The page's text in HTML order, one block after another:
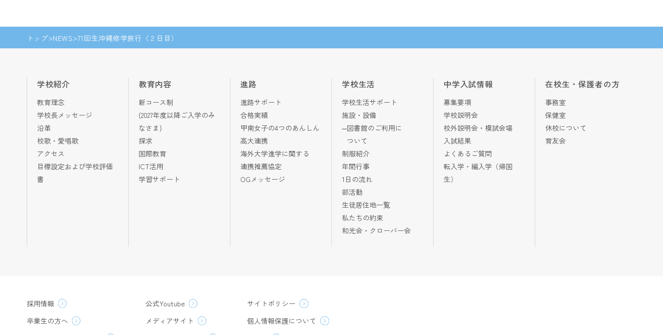
トップ NEWS 71回生沖縄修学旅行（２日目）
学校紹介
教育理念
学校長メッセージ
沿革
校歌・愛唱歌
アクセス
目標設定および学校評価
書
教育内容
新コース制
(2027年度以降ご入学のみ
なさま)
探求
国際教育
ICT活用
学習サポート
進路
進路サポート
合格実績
甲南女子の4つのあんしん
高大連携
海外大学進学に関する
連携推薦協定
OGメッセージ
学校生活
学校生活サポート
施設・設備
図書館のご利用に
ついて
制服紹介
年間行事
1日の流れ
部活動
生徒居住地一覧
私たちの約束
和光会・クローバー会
中学入試情報
募集要項
学校説明会
校外説明会・模試会場
入試結果
よくあるご質問
転入学・編入学（帰国
生）
在校生・保護者の方
事務室
保健室
休校について
育友会
採用情報 公式Youtube
サイトポリシー
卒業生の方へ
メディアサイト
個人情報保護について